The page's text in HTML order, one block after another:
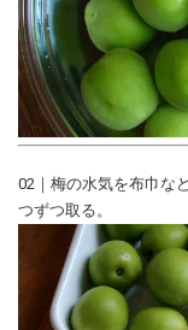
02｜梅の水気を布巾な
つずつ取る。